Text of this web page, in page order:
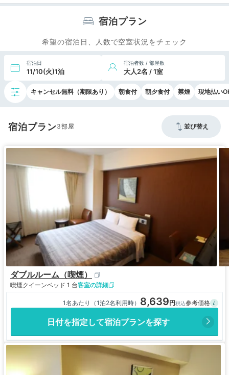
宿泊プラン
希望の宿泊日、人数で空室状況をチェック
宿泊日
11/10(火)1泊
宿泊者数 / 部屋数
大人2名 / 1室
キャンセル無料（期限あり） 朝食付 朝夕食付 禁煙 現地払い
宿泊プラン3 並び替え
ダブルルーム（喫煙）
喫煙クイーンベッド 1 台客室の詳細
1名あたり（1泊2名利用時） 8,639
日付を指定して宿泊プランを探す